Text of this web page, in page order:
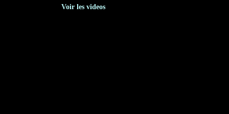
Voir les videos